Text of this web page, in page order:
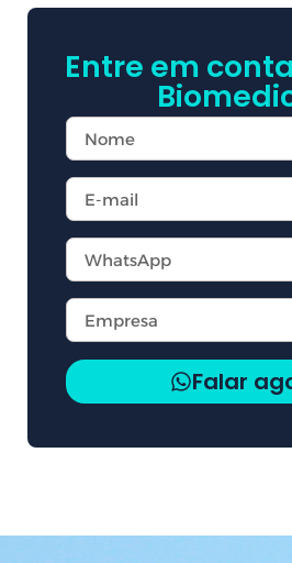
Entre em
Falar